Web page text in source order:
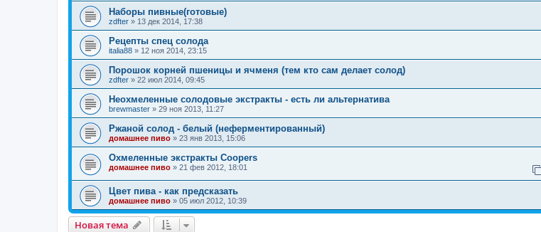
Наборы пивные(готовые)
zdfter » 13 дек 2014, 17:38
Рецепты спец солода
italia88 » 12 ноя 2014, 23:15
Порошок корней пшеницы и ячменя (тем кто сам делает солод)
zdfter » 22 июл 2014, 09:45
Неохмеленные солодовые экстракты - есть ли альтернатива
brewmaster » 29 ноя 2013, 11:27
Ржаной солод - белый (неферментированный)
домашнее пиво » 23 янв 2013, 15:06
Охмеленные экстракты Coopers
домашнее пиво » 21 фев 2012, 18:01
Цвет пива - как предсказать
домашнее пиво » 05 июл 2012, 10:39
Новая тема